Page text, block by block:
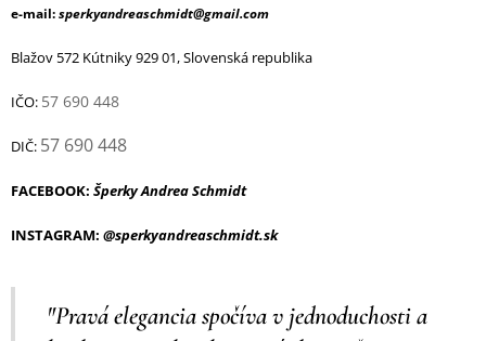
e-mail: sperkyandreaschmidt@gmail.com
Blažov 572 Kútniky 929 01, Slovenská republika
IČO: 57 690 448
DIČ: 57 690 448
FACEBOOK: Šperky Andrea Schmidt
INSTAGRAM: @sperkyandreaschmidt.sk
"Pravá elegancia spočíva v jednoduchosti a